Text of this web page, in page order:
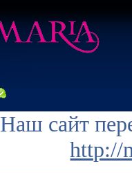
Наш сайт
http://